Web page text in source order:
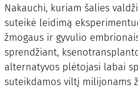
Nakauchi, kuriam šalies
suteikė leidimą
žmogaus ir gyvulio
sprendžiant,
alternatyvos plėtojasi labai
suteikdamos viltį milijonams